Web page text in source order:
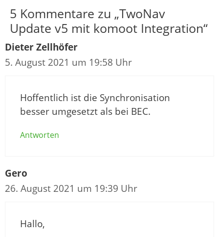
5 Kommentare zu „TwoNav
Update v5 mit komoot Integration“
Dieter Zellhöfer
5. August 2021 um 19:58 Uhr
Hoffentlich ist die Synchronisation
besser umgesetzt als bei BEC.
Antworten
Gero
26. August 2021 um 19:39 Uhr
Hallo,